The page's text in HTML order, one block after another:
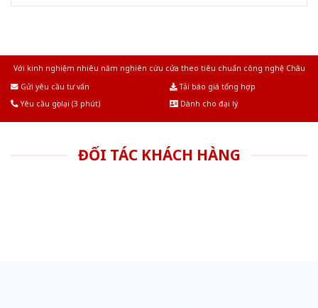
Với kinh nghiệm nhiêu năm nghiên cứu cửa theo tiêu chuẩn công nghệ Châu
Gửi yêu cầu tư vấn
Tải báo giá tổng hợp
Yêu cầu gọi lại (3 phút)
Dành cho đại lý
ĐỐI TÁC KHÁCH HÀNG